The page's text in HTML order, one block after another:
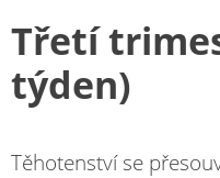
Třetí
týden)
Těhotenství se